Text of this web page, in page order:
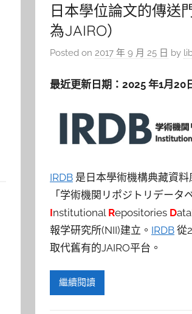
日本學位論文的傳送
為JAIRO）
Posted on 2017 年 9 月 25 日 by
最近更新日期：2025 年1月20
IRDB 是日本學術機構典藏資
「学術機関リポジトリデータ
Institutional Repositories Data
報学研究所(NII)建立。 IRDB 從
取代舊有的JAIRO平台。
繼續閱讀